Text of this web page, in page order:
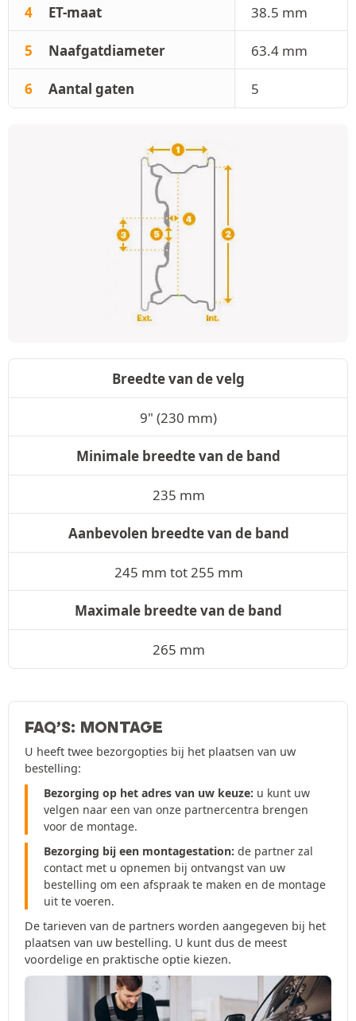
4 ET-maat 38.5 mm
5 Naafgatdiameter 63.4 mm
6 Aantal gaten 5
Breedte van de velg
9" (230 mm)
Minimale breedte van de band
235 mm
Aanbevolen breedte van de band
245 mm tot 255 mm
Maximale breedte van de band
265 mm
FAQ’S: MONTAGE
U heeft twee bezorgopties bij het plaatsen van uw
bestelling:
Bezorging op het adres van uw keuze: u kunt uw
velgen naar een van onze partnercentra brengen
voor de montage.
Bezorging bij een montagestation: de partner zal
contact met u opnemen bij ontvangst van uw
bestelling om een afspraak te maken en de montage
uit te voeren.
De tarieven van de partners worden aangegeven bij het
plaatsen van uw bestelling. U kunt dus de meest
voordelige en praktische optie kiezen.